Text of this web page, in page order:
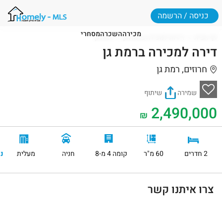
מכירההשכרהמסחרי
כניסה / הרשמה
דירות למכירה ברמת גן רמת גן
דירה למכירה ברמת גן
חרוזים, רמת גן
שמירה שיתוף
2,490,000
₪
2 חדרים 60 מ"ר קומה 4 מ-8 חניה מעלית
צרו איתנו קשר